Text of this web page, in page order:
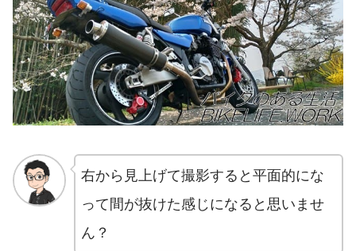
右から見上げて撮影すると平面的にな
って間が抜けた感じになると思いませ
ん？